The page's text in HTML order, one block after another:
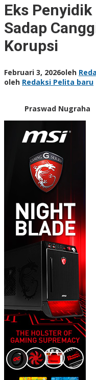
Eks
Sadap
Korupsi
Februari 3, 2026oleh
oleh Redaksi Pelita baru
Praswad Nugraha